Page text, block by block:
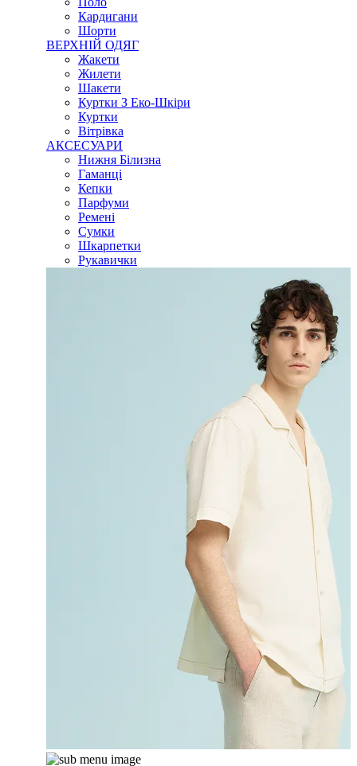
Кардигани
Шорти
ВЕРХНІЙ ОДЯГ
Жакети
Жилети
Шакети
Куртки З Еко-Шкіри
Куртки
Вітрівка
АКСЕСУАРИ
Нижня Білизна
Гаманці
Кепки
Парфуми
Ремені
Сумки
Шкарпетки
Рукавички